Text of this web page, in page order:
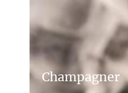
Champagner